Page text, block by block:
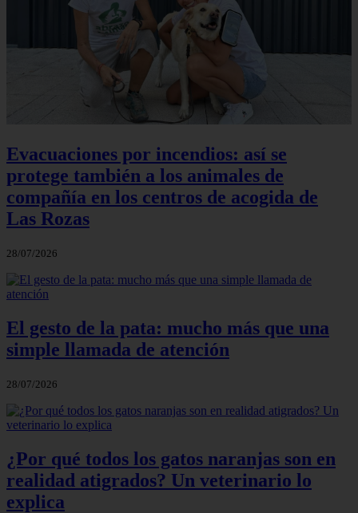
Evacuaciones por incendios: así se
protege también a los animales de
compañía en los centros de acogida de
Las Rozas
28/07/2026
El gesto de la pata: mucho más que una
simple llamada de atención
28/07/2026
¿Por qué todos los gatos naranjas son en
realidad atigrados? Un veterinario lo
explica